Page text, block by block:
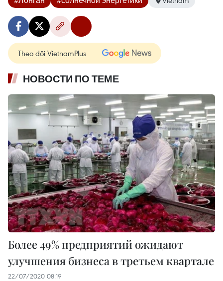
Theo dõi VietnamPlus
НОВОСТИ ПО ТЕМЕ
Более 49% предприятий ожидают
улучшения бизнеса в третьем квартале
22/07/2020 08:19